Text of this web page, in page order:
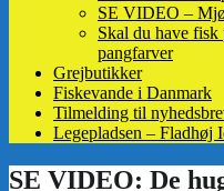
SE VIDEO –
Skal du have fisk
pangfarver
Grejbutikker
Fiskevande i Danmark
Tilmelding til
Legepladsen – Fladhøj